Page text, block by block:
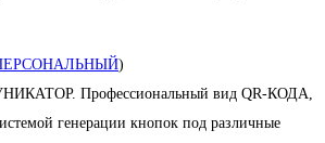
)
Профессиональный вид QR-КОДА,
генерации кнопок под различные